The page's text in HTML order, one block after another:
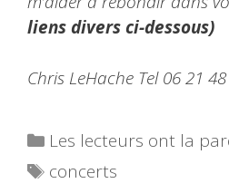
liens divers ci-dessous)
Chris LeHache Tel 06 21
Catégories
Les lecteurs ont la
Étiquettes
concerts